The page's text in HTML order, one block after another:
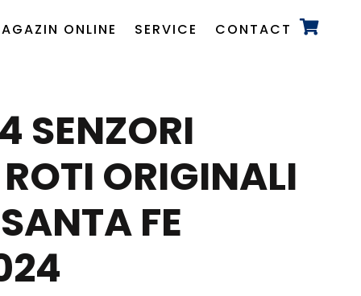
ONLINE SERVICE CONTACT
SENZORI
ORIGINALI
FE